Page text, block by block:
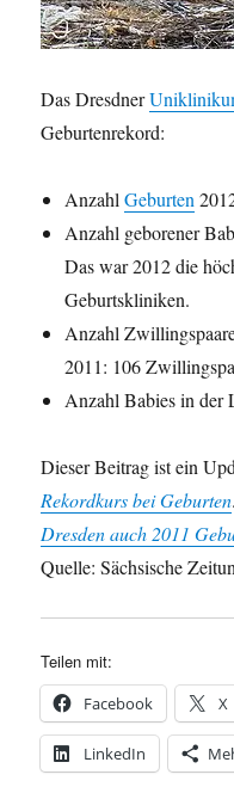
Das Dresdner
Geburtenrekord:
AnzahlGeburten
Anzahl geborener
Das war 2012 die
Geburtskliniken.
Anzahl
2011: 106
Anzahl Babies in
Dieser Beitrag ist ein
Rekordkurs bei Geburten
Dresden auch 2011
Quelle: Sächsische
Teilen mit:
Facebook X
LinkedIn